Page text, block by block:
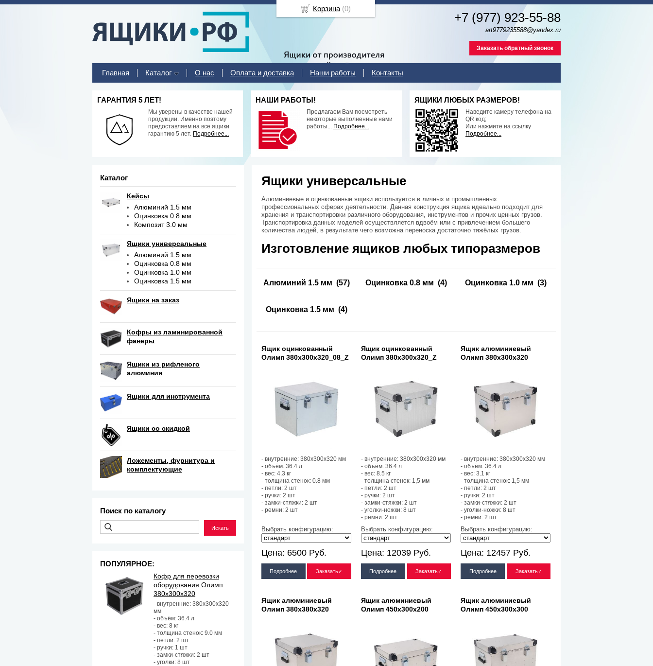
+7 (977) 923-55-88
art9779235588@yandex.ru
Заказать обратный звонок
Главная Каталог О нас Оплата и доставка Наши работы Контакты
ГАРАНТИЯ 5 ЛЕТ!
Мы уверены в качестве нашей
продукции. Именно поэтому
предоставляем на все ящики
гарантию 5 лет. Подробнее...
НАШИ РАБОТЫ!
Предлагаем Вам посмотреть
некоторые выполненные нами
работы... Подробнее...
ЯЩИКИ ЛЮБЫХ РАЗМЕРОВ!
Наведите камеру телефона на
QR код;
Или нажмите на ссылку
Подробнее...
Каталог
Кейсы
Алюминий 1.5 мм
Оцинковка 0.8 мм
Композит 3.0 мм
Ящики универсальные
Алюминий 1.5 мм
Оцинковка 0.8 мм
Оцинковка 1.0 мм
Оцинковка 1.5 мм
Ящики на заказ
Кофры из ламинированной
фанеры
Ящики из рифленого
алюминия
Ящики для инструмента
Ящики со скидкой
Ложементы, фурнитура и
комплектующие
Поиск по каталогу
ПОПУЛЯРНОЕ:
Кофр для перевозки
оборудования Олимп
380х300х320
- внутренние: 380х300х320
мм
- объём: 36.4 л
- вес: 8 кг
- толщина стенок: 9.0 мм
- петли: 2 шт
- ручки: 1 шт
- замки-стяжки: 2 шт
- уголки: 8 шт
Ящики универсальные
Алюминиевые и оцинкованные ящики используется в личных и промышленных
профессиональных сферах деятельности. Данная конструкция ящика идеально подходит для
хранения и транспортировки различного оборудования, инструментов и прочих ценных грузов.
Транспортировка данных моделей осуществляется вдвоём или с привлечением большего
количества людей, в результате чего возможна переноска достаточно тяжёлых грузов.
Изготовление ящиков любых типоразмеров
Алюминий 1.5 мм (57) Оцинковка 0.8 мм (4) Оцинковка 1.0 мм (3)
Оцинковка 1.5 мм (4)
Ящик оцинкованный
Олимп 380х300х320_08_Z
- внутренние: 380х300х320 мм
- объём: 36.4 л
- вес: 4.3 кг
- толщина стенок: 0.8 мм
- петли: 2 шт
- ручки: 2 шт
- замки-стяжки: 2 шт
- ремни: 2 шт
Выбрать конфигурацию:
Цена: 6500 Руб.
Подробнее Заказать✓
Ящик оцинкованный
Олимп 380х300х320_Z
- внутренние: 380х300х320 мм
- объём: 36.4 л
- вес: 8.5 кг
- толщина стенок: 1,5 мм
- петли: 2 шт
- ручки: 2 шт
- замки-стяжки: 2 шт
- уголки-ножки: 8 шт
- ремни: 2 шт
Выбрать конфигурацию:
Цена: 12039 Руб.
Подробнее Заказать✓
Ящик алюминиевый
Олимп 380х300х320
- внутренние: 380х300х320 мм
- объём: 36.4 л
- вес: 3.1 кг
- толщина стенок: 1,5 мм
- петли: 2 шт
- ручки: 2 шт
- замки-стяжки: 2 шт
- уголки-ножки: 8 шт
- ремни: 2 шт
Выбрать конфигурацию:
Цена: 12457 Руб.
Подробнее Заказать✓
Ящик алюминиевый
Олимп 380х380х320
Ящик алюминиевый
Олимп 450х300х200
Ящик алюминиевый
Олимп 450х300х300
Корзина (0)